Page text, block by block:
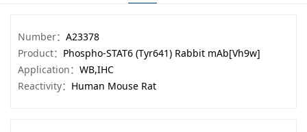
Number： A23378
Product： Phospho-STAT6 (Tyr641) Rabbit mAb[Vh9w]
Application： WB,IHC
Reactivity： Human Mouse Rat